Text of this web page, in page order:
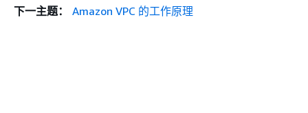
下一主题： Amazon VPC 的工作原理